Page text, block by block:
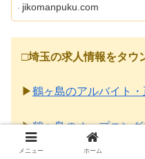
jikomanpuku.com
□埼玉の求人情報をタウ
▶鶴ヶ島のアルバイト
▶鶴ヶ島のオープニン
メニュー ホーム